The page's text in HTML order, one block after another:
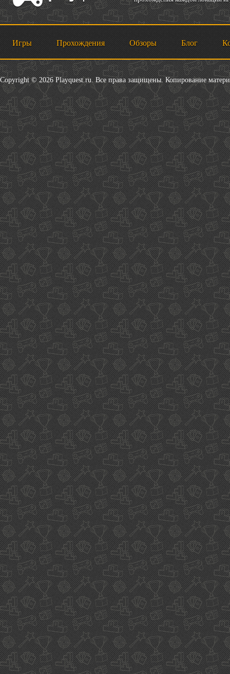
Игры Прохождения Обзоры Блог
Copyright © 2026 Playquest.ru. Все права защищены. Копирование